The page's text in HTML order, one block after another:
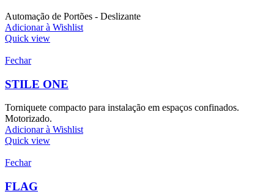
Automação de Portões - Deslizante
Adicionar à Wishlist
Quick view
Fechar
STILE ONE
Torniquete compacto para instalação em espaços confinados.
Motorizado.
Adicionar à Wishlist
Quick view
Fechar
FLAG